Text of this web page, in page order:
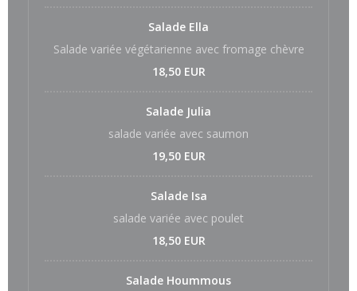
Salade Ella
Salade variée végétarienne avec fromage chèvre
18,50 EUR
Salade Julia
salade variée avec saumon
19,50 EUR
Salade Isa
salade variée avec poulet
18,50 EUR
Salade Hoummous